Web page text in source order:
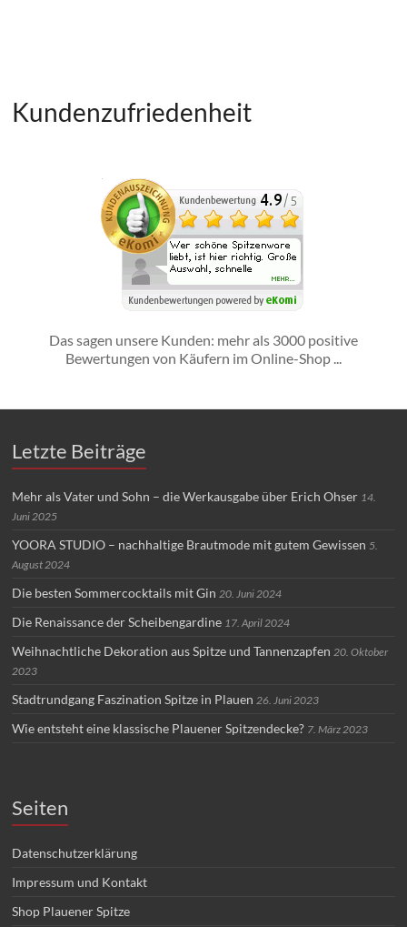
Kundenzufriedenheit
Das sagen unsere Kunden: mehr als 3000 positive
Bewertungen von Käufern im Online-Shop ...
Letzte Beiträge
Mehr als Vater und Sohn – die Werkausgabe über Erich Ohser 14.
Juni 2025
YOORA STUDIO – nachhaltige Brautmode mit gutem Gewissen 5.
August 2024
Die besten Sommercocktails mit Gin 20. Juni 2024
Die Renaissance der Scheibengardine 17. April 2024
Weihnachtliche Dekoration aus Spitze und Tannenzapfen 20. Oktober
2023
Stadtrundgang Faszination Spitze in Plauen 26. Juni 2023
Wie entsteht eine klassische Plauener Spitzendecke? 7. März 2023
Seiten
Datenschutzerklärung
Impressum und Kontakt
Shop Plauener Spitze